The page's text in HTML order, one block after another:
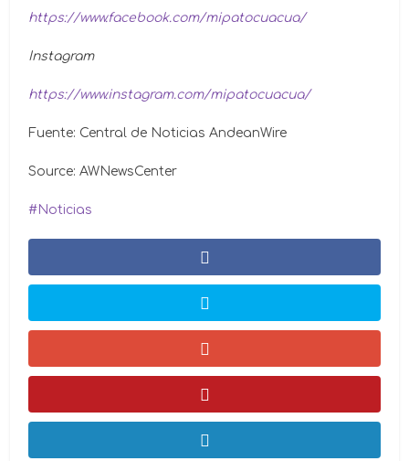
https://www.facebook.com/mipatocuacua/
Instagram
https://www.instagram.com/mipatocuacua/
Fuente: Central de Noticias AndeanWire
Source: AWNewsCenter
Noticias